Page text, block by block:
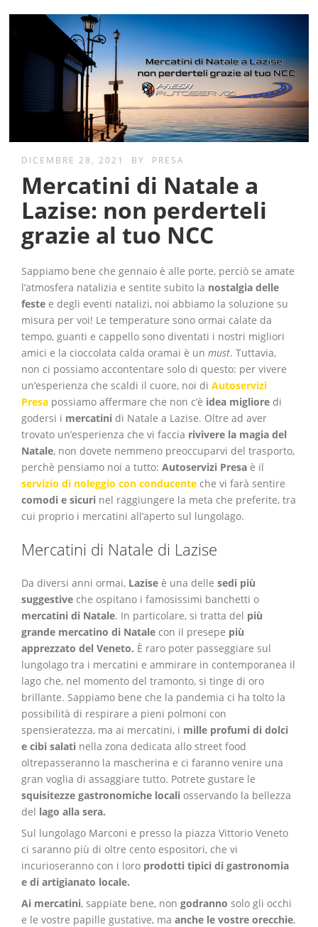
DICEMBRE 28, 2021 BY PRESA
Mercatini di Natale a
Lazise: non perderteli
grazie al tuo NCC
Sappiamo bene che gennaio è alle porte, perciò se amate
l’atmosfera natalizia e sentite subito la nostalgia delle
feste e degli eventi natalizi, noi abbiamo la soluzione su
misura per voi! Le temperature sono ormai calate da
tempo, guanti e cappello sono diventati i nostri migliori
amici e la cioccolata calda oramai è unmust. Tuttavia,
non ci possiamo accontentare solo di questo: per vivere
un’esperienza che scaldi il cuore, noi diAutoservizi
Presa possiamo affermare che non c’è idea migliore di
godersi i mercatini di Natale a Lazise. Oltre ad aver
trovato un’esperienza che vi faccia rivivere la magia del
Natale, non dovete nemmeno preoccuparvi del trasporto,
perchè pensiamo noi a tutto:Autoservizi Presa è il
servizio di noleggio con conducente che vi farà sentire
comodi e sicuri nel raggiungere la meta che preferite, tra
cui proprio i mercatini all’aperto sul lungolago.
Mercatini di Natale di Lazise
Da diversi anni ormai, Lazise è una dellesedi più
suggestive che ospitano i famosissimi banchetti o
mercatini di Natale. In particolare, si tratta del più
grande mercatino di Natale con il presepe più
apprezzato del Veneto. È raro poter passeggiare sul
lungolago tra i mercatini e ammirare in contemporanea il
lago che, nel momento del tramonto, si tinge di oro
brillante. Sappiamo bene che la pandemia ci ha tolto la
possibilità di respirare a pieni polmoni con
spensieratezza, ma ai mercatini, i mille profumi di dolci
e cibi salati nella zona dedicata allo street food
oltrepasseranno la mascherina e ci faranno venire una
gran voglia di assaggiare tutto. Potrete gustare le
squisitezze gastronomiche localiosservando la bellezza
del lago alla sera.
Sul lungolago Marconi e presso la piazza Vittorio Veneto
ci saranno più di oltre cento espositori, che vi
incurioseranno con i loro prodotti tipici di gastronomia
e di artigianato locale.
Ai mercatini, sappiate bene, nongodranno solo gli occhi
e le vostre papille gustative, maanche le vostre orecchie,